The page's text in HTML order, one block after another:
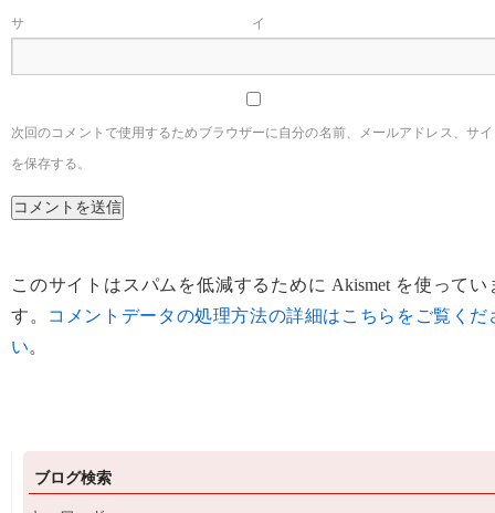
サイ
次回のコメントで使用するためブラウザーに自分の名前、メールアドレス、サ
を保存する。
このサイトはスパムを低減するために Akismet を使ってい
す。
コメントデータの処理方法の詳細はこちらをご覧くだ
い。
ブログ検索